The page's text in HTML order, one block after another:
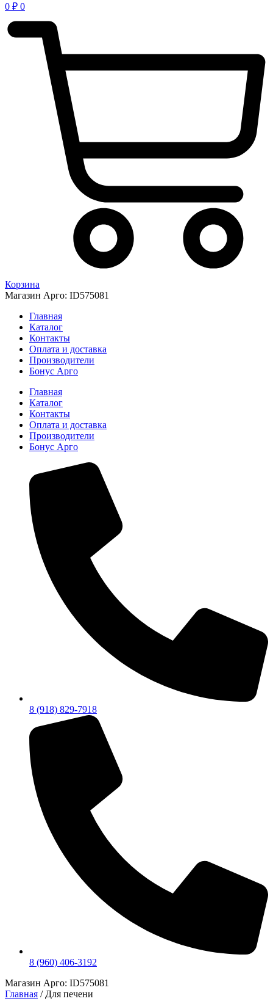
0 ₽ 0
Корзина
Магазин Арго: ID575081
Главная
Каталог
Контакты
Оплата и доставка
Производители
Бонус Арго
Главная
Каталог
Контакты
Оплата и доставка
Производители
Бонус Арго
8 (918) 829-7918
8 (960) 406-3192
Магазин Арго: ID575081
Главная / Для печени